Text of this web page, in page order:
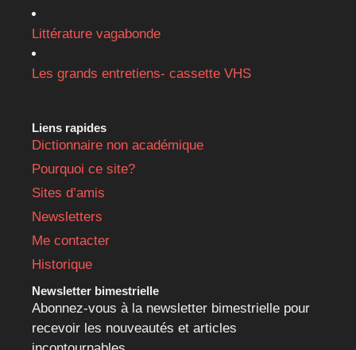
Littérature vagabonde
Les grands entretiens- cassette VHS
Liens rapides
Dictionnaire non académique
Pourquoi ce site?
Sites d’amis
Newsletters
Me contacter
Historique
Newsletter bimestrielle
Abonnez-vous à la newsletter bimestrielle pour
recevoir les nouveautés et articles